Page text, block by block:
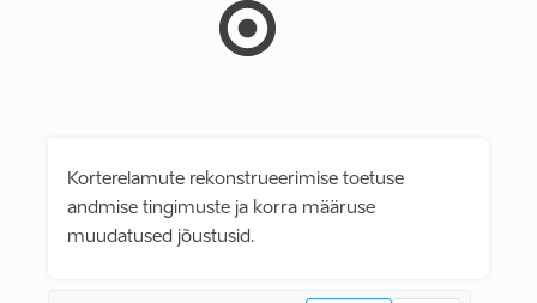
Korterelamute rekonstrueerimise toetuse
andmise tingimuste ja korra määruse
muudatused jõustusid.